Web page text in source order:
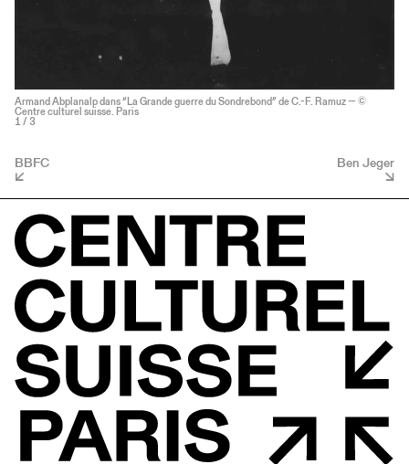
Armand Abplanalp dans “La Grande guerre du Sondrebond” de C.-F. Ramuz — ©
Centre culturel suisse. Paris
1 / 3
BBFC Ben Jeger